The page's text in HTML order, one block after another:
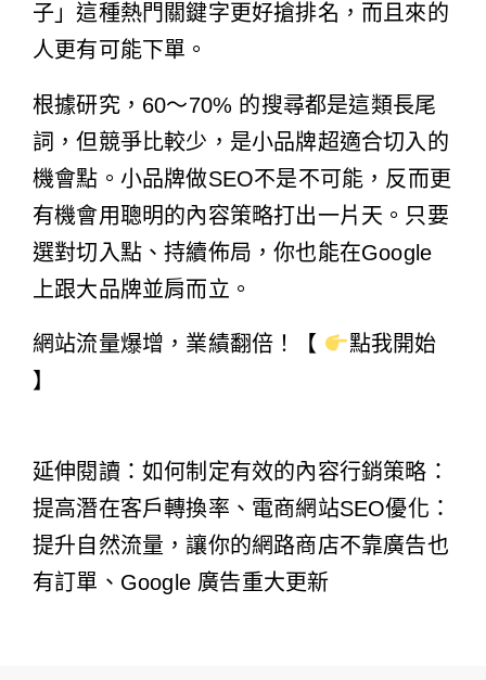
子」這種熱門關鍵字更好搶排名，而且來的
人更有可能下單。
根據研究，60～70% 的搜尋都是這類長尾
詞，但競爭比較少，是小品牌超適合切入的
機會點。小品牌做SEO不是不可能，反而更
有機會用聰明的內容策略打出一片天。只要
選對切入點、持續佈局，你也能在Google
上跟大品牌並肩而立。
網站流量爆增，業績翻倍！【
點我開始
】
延伸閱讀： 如何制定有效的內容行銷策略：
提高潛在客戶轉換率 、 電商網站SEO優化：
提升自然流量，讓你的網路商店不靠廣告也
有訂單 、Google 廣告重大更新